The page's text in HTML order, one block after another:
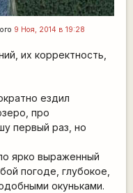
9 Ноя, 2014 в 19:28
их корректность,
ездил
про
первый раз, но
ярко выраженный
погоде, глубокое,
окуньками.